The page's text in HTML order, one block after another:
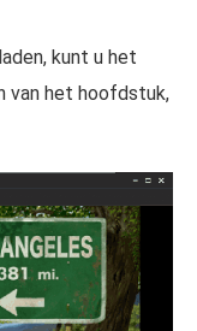
kunt u het
van het hoofdstuk,